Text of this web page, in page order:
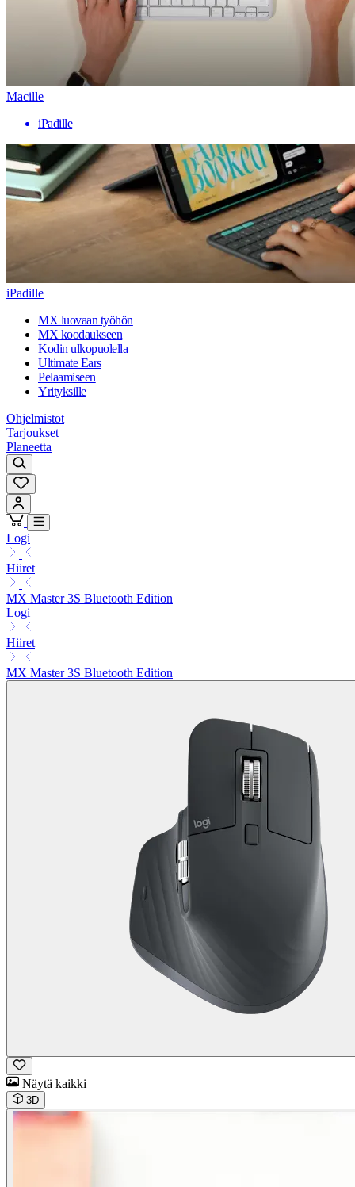
Macille
iPadille
iPadille
MX luovaan työhön
MX koodaukseen
Kodin ulkopuolella
Ultimate Ears
Pelaamiseen
Yrityksille
Ohjelmistot
Tarjoukset
Planeetta
Logi
Hiiret
MX Master 3S Bluetooth Edition
Logi
Hiiret
MX Master 3S Bluetooth Edition
Näytä kaikki
3D